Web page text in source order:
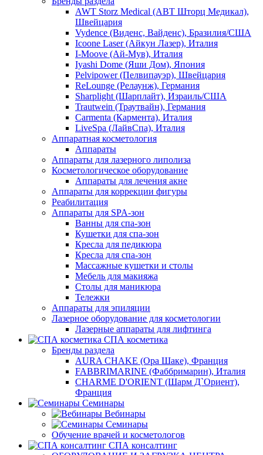
AWT Storz Medical (АВТ Шторц Медикал),
Швейцария
Vydence (Виденс, Вайденс), Бразилия/США
Icoone Laser (Айкун Лазер), Италия
I-Moove (Ай-Мув), Италия
Iyashi Dome (Яши Дом), Япония
Pelvipower (Пелвипауэр), Швейцария
ReLounge (Релаунж), Германия
Sharplight (Шарплайт), Израиль/США
Trautwein (Траутвайн), Германия
Carmenta (Кармента), Италия
LiveSpa (ЛайвСпа), Италия
Аппаратная косметология
Аппараты
Аппараты для лазерного липолиза
Косметологическое оборудование
Аппараты для лечения акне
Аппараты для коррекции фигуры
Реабилитация
Аппараты для SPA-зон
Ванны для спа-зон
Кушетки для спа-зон
Кресла для педикюра
Кресла для спа-зон
Массажные кушетки и столы
Мебель для макияжа
Столы для маникюра
Тележки
Аппараты для эпиляции
Лазерное оборудование для косметологии
Лазерные аппараты для лифтинга
СПА косметика
Бренды раздела
AURA CHAKE (Ора Шаке), Франция
FABBRIMARINE (Фаббримарин), Италия
CHARME D'ORIENT (Шарм Д`Ориент),
Франция
Семинары
Вебинары
Семинары
Обучение врачей и косметологов
СПА консалтинг